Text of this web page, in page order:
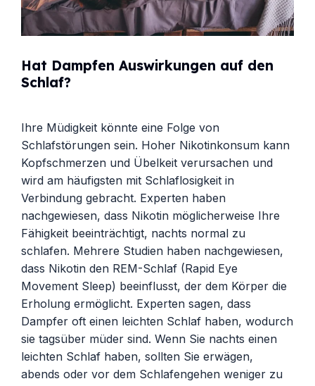
Hat Dampfen Auswirkungen auf den
Schlaf?
Ihre Müdigkeit könnte eine Folge von
Schlafstörungen sein. Hoher Nikotinkonsum kann
Kopfschmerzen und Übelkeit verursachen und
wird am häufigsten mit Schlaflosigkeit in
Verbindung gebracht. Experten haben
nachgewiesen, dass Nikotin möglicherweise Ihre
Fähigkeit beeinträchtigt, nachts normal zu
schlafen. Mehrere Studien haben nachgewiesen,
dass Nikotin den REM-Schlaf (Rapid Eye
Movement Sleep) beeinflusst, der dem Körper die
Erholung ermöglicht. Experten sagen, dass
Dampfer oft einen leichten Schlaf haben, wodurch
sie tagsüber müder sind. Wenn Sie nachts einen
leichten Schlaf haben, sollten Sie erwägen,
abends oder vor dem Schlafengehen weniger zu